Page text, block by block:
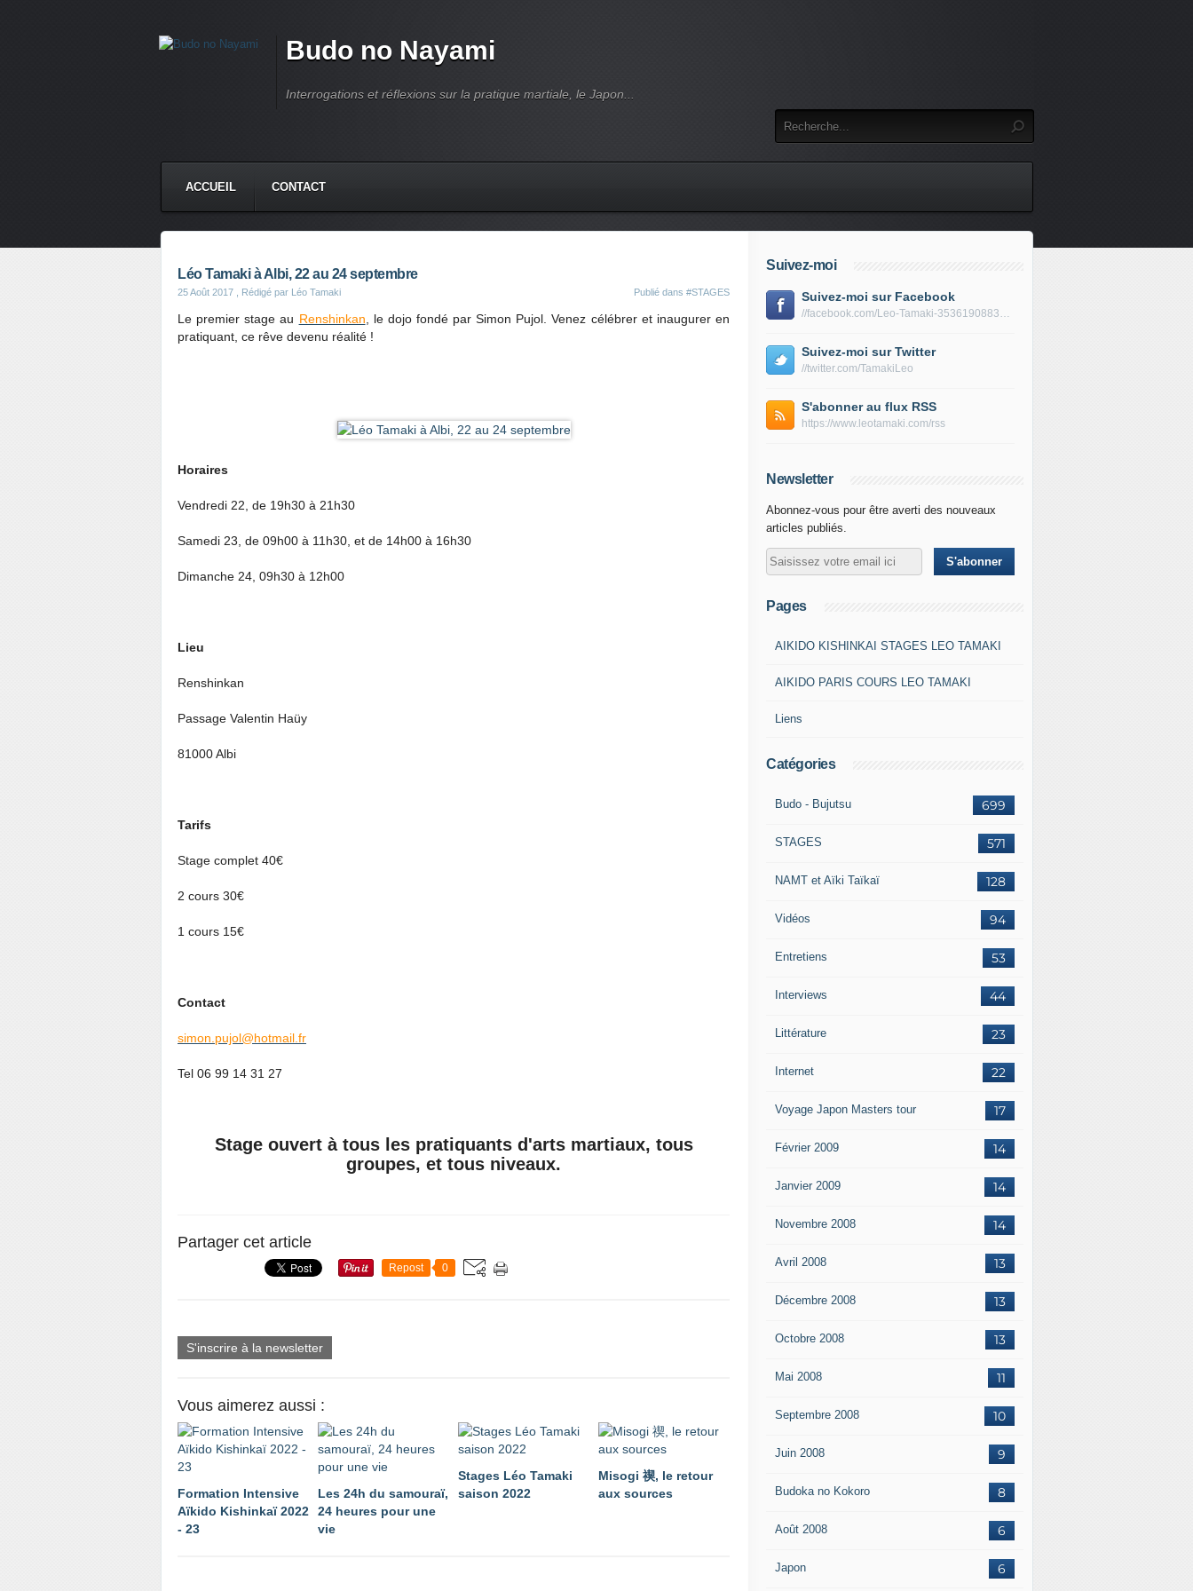
Budo no Nayami
Interrogations et réflexions sur la pratique martiale, le Japon...
ACCUEIL CONTACT
Léo Tamaki à Albi, 22 au 24 septembre
25 Août 2017 , Rédigé par Léo Tamaki Publié dans #STAGES
Le premier stage au Renshinkan , le dojo fondé par Simon Pujol. Venez célébrer et inaugurer en
pratiquant, ce rêve devenu réalité !
Horaires
Vendredi 22, de 19h30 à 21h30
Samedi 23, de 09h00 à 11h30, et de 14h00 à 16h30
Dimanche 24, 09h30 à 12h00
Lieu
Renshinkan
Passage Valentin Haüy
81000 Albi
Tarifs
Stage complet 40€
2 cours 30€
1 cours 15€
Contact
simon.pujol@hotmail.fr
Tel 06 99 14 31 27
Stage ouvert à tous les pratiquants d'arts martiaux, tous
groupes, et tous niveaux.
Partager cet article
Repost 0
S'inscrire à la newsletter
Vous aimerez aussi :
Formation Intensive
Aïkido Kishinkaï 2022
- 23
Les 24h du samouraï,
24 heures pour une
vie
Stages Léo Tamaki
saison 2022
Misogi 禊, le retour
aux sources
Suivez-moi
Suivez-moi sur Facebook
//facebook.com/Leo-Tamaki-353619088319688/
Suivez-moi sur Twitter
//twitter.com/TamakiLeo
S'abonner au flux RSS
https://www.leotamaki.com/rss
Newsletter
Abonnez-vous pour être averti des nouveaux
articles publiés.
Pages
AIKIDO KISHINKAI STAGES LEO TAMAKI
AIKIDO PARIS COURS LEO TAMAKI
Liens
Catégories
699
Budo - Bujutsu
571
STAGES
128
NAMT et Aïki Taïkaï
94
Vidéos
53
Entretiens
44
Interviews
23
Littérature
22
Internet
17
Voyage Japon Masters tour
14
Février 2009
14
Janvier 2009
14
Novembre 2008
13
Avril 2008
13
Décembre 2008
13
Octobre 2008
11
Mai 2008
10
Septembre 2008
9
Juin 2008
8
Budoka no Kokoro
6
Août 2008
6
Japon